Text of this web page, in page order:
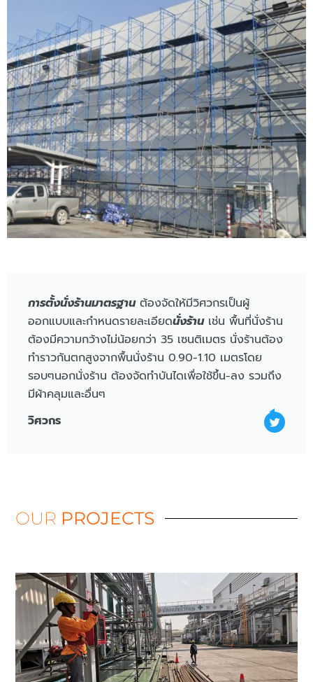
การตั้งนั่งร้านมาตรฐานต้องจัดให้มีวิศวกรเป็นผู้
ออกแบบและกำหนดรายละเอียดนั่งร้านเช่น พื้นที่นั่งร้าน
ต้องมีความกว้างไม่น้อยกว่า 35 เซนติเมตร นั่งร้านต้อง
ทำราวกันตกสูงจากพื้นนั่งร้าน 0.90-1.10 เมตรโดย
รอบๆนอกนั่งร้าน ต้องจัดทำบันไดเพื่อใช้ขึ้น-ลง รวมถึง
มีผ้าคลุมและอื่นๆ
วิศวกร
OUR PROJECTS